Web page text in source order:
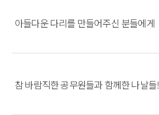
아들다운 다리를 만들어주신 분들에게
참 바람직한 공무원들과 함께한 나날들!